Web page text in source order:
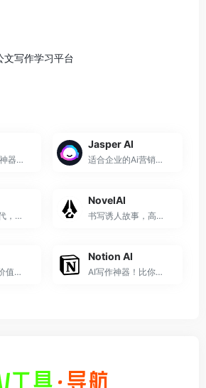
文写作学习平台
清华出品！AI 神器让你的文案...
Jasper AI
适合企业的Ai营销写手
学术写作新世代，面向科研人...
NovelAI
书写诱人故事，高质量文学创...
用AI创造更有价值的信息，定...
Notion AI
AI写作神器！比你想得更多！...